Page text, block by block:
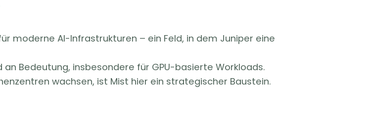
moderne AI-Infrastrukturen – ein Feld, in dem Juniper eine
Bedeutung, insbesondere für GPU-basierte Workloads.
wachsen, ist Mist hier ein strategischer Baustein.